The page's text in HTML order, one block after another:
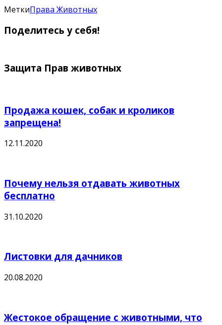
МеткиПрава Животных
Поделитесь у себя!
Защита Прав животных
Продажа кошек, собак и кроликов
запрещена!
12.11.2020
Почему нельзя отдавать животных
бесплатно
31.10.2020
Листовки для дачников
20.08.2020
Жестокое обращение с животными, что